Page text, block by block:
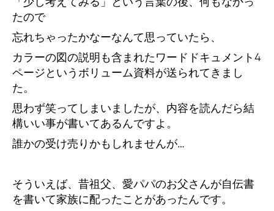
たので
忘れちゃったかなーなんて思っていたら、
カラーの図の説明も含まれたワードドキュメント4
ページというボリューム資料が送られてきまし
た。
思わず笑ってしまいましたが、内容を読んだら結
構いい事が書いてあるんですよ。
誰かの受け売りかもしれませんが…
そういえば、昔祖父、愛パパのお父さんが自伝書
を書いて家族に配ったことがあったんです。